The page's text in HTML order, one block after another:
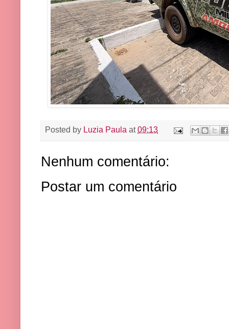
Posted by Luzia Paula at09:13
Nenhum comentário:
Postar um comentário